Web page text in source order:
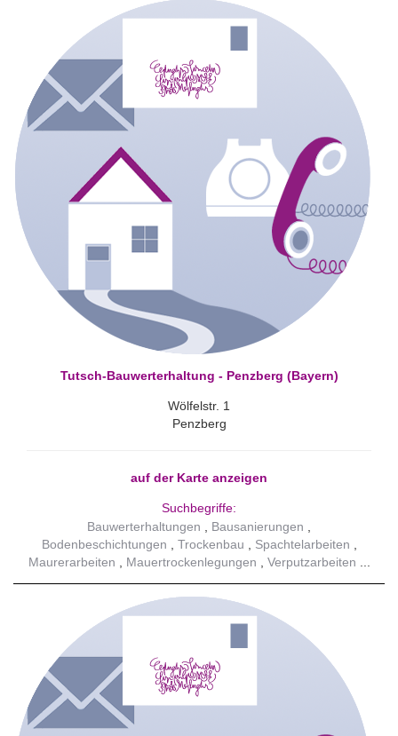
Tutsch-Bauwerterhaltung - Penzberg (Bayern)
Wölfelstr. 1
Penzberg
auf der Karte anzeigen
Suchbegriffe:
Bauwerterhaltungen
Bausanierungen
Bodenbeschichtungen
Trockenbau
Spachtelarbeiten
Maurerarbeiten
Mauertrockenlegungen Verputzarbeiten